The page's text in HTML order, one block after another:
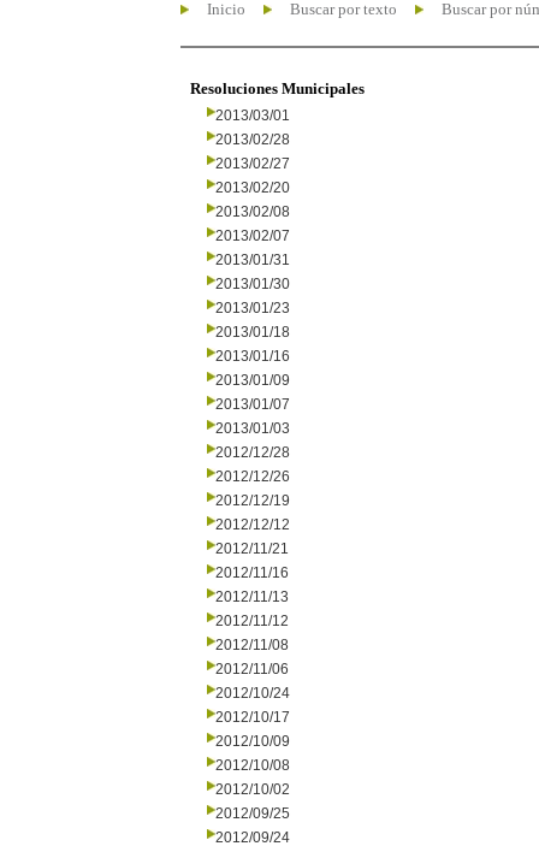
Inicio Buscar por texto Buscar por
Resoluciones Municipales
2013/03/01
2013/02/28
2013/02/27
2013/02/20
2013/02/08
2013/02/07
2013/01/31
2013/01/30
2013/01/23
2013/01/18
2013/01/16
2013/01/09
2013/01/07
2013/01/03
2012/12/28
2012/12/26
2012/12/19
2012/12/12
2012/11/21
2012/11/16
2012/11/13
2012/11/12
2012/11/08
2012/11/06
2012/10/24
2012/10/17
2012/10/09
2012/10/08
2012/10/02
2012/09/25
2012/09/24